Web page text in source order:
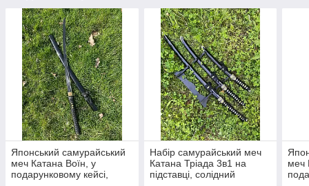
Японський самурайський
меч Катана Воїн, у
подарунковому кейсі,
Набір самурайський меч
Катана Тріада 3в1 на
підставці, солідний
меч